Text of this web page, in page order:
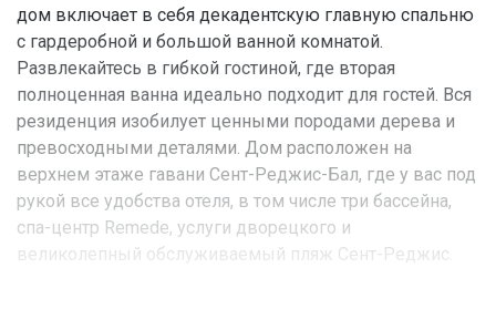
дом включает в себя декадентскую главную спальню
с гардеробной и большой ванной комнатой.
Развлекайтесь в гибкой гостиной, где вторая
полноценная ванна идеально подходит для гостей. Вся
резиденция изобилует ценными породами дерева и
превосходными деталями. Дом расположен на
верхнем этаже гавани Сент-Реджис-Бал, где у вас под
рукой все удобства отеля, в том числе три бассейна,
спа-центр Remede, услуги дворецкого и
великолепный обслуживаемый пляж Сент-Реджис.